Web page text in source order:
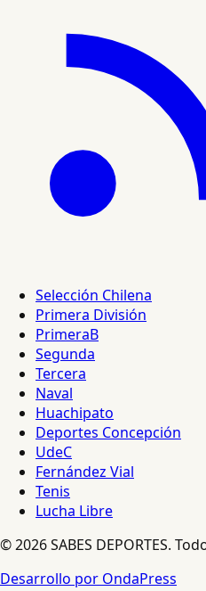
Selección Chilena
Primera División
PrimeraB
Segunda
Tercera
Naval
Huachipato
Deportes Concepción
UdeC
Fernández Vial
Tenis
Lucha Libre
© 2026 SABES DEPORTES.
Desarrollo por OndaPress